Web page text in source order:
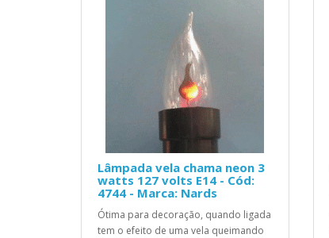
Lâmpada vela chama neon 3
watts 127 volts E14 - Cód:
4744 - Marca: Nards
Ótima para decoração, quando ligada
tem o efeito de uma vela queimando